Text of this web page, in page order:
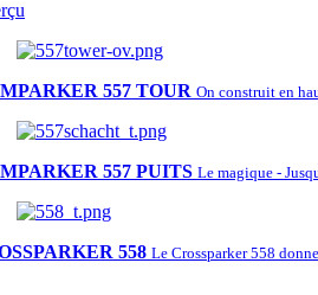
557 TOUR On construit en
557 PUITS Le magique -
558 Le Crossparker 558